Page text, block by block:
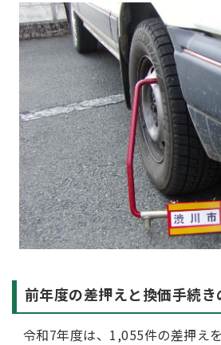
前年度の差押えと換価手続き
令和7年度は、1,055件の差押え